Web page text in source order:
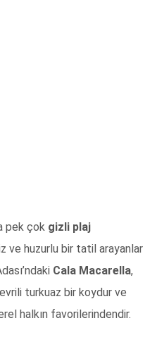
pek çok gizli plaj
ve huzurlu bir tatil arayanlar
Cala Macarella,
turkuaz bir koydur ve
halkın favorilerindendir.